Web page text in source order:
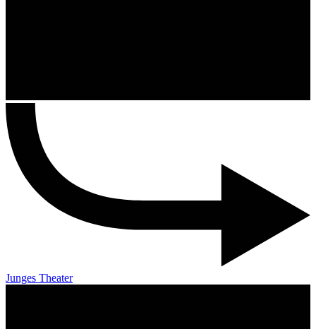
Junges Theater